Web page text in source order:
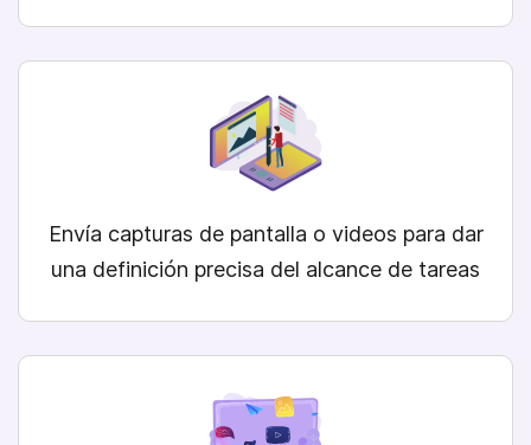
Envía capturas de pantalla o videos para dar
una definición precisa del alcance de tareas